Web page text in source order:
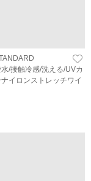
水/接触冷感/洗える/UVカ
イロンストレッチワイ